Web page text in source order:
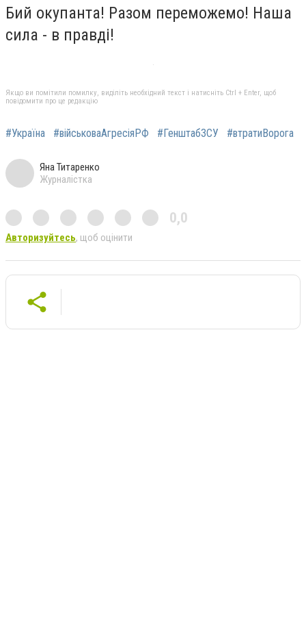
Бий окупанта! Разом переможемо! Наша
сила - в правді!
Якщо ви помітили помилку, виділіть необхідний текст і натисніть Ctrl + Enter, щоб
повідомити про це редакцію
#Україна #військоваАгресіяРФ #ГенштабЗСУ #втратиВорога
Яна Титаренко
Журналістка
0,0
Авторизуйтесь, щоб оцінити